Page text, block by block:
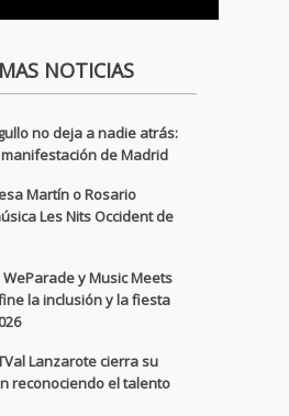
NOTICIAS
no deja a nadie atrás:
de Madrid
Martín o Rosario
Les Nits Occident de
y Music Meets
la inclusión y la fiesta
Lanzarote cierra su
reconociendo el talento